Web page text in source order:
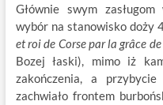
Głównie swym
wybór na stanowisko doży
et roi de Corse par la grâce
Bozej łaski), mimo iż
zakończenia, a
zachwiało frontem